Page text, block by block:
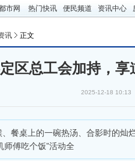
市网 热门快讯 便民频道 资讯中心
讯 正文
区总工会加持，
2025-12-18 10:13
桌上的一碗热汤、合影时的灿
师傅吃个饭”活动全